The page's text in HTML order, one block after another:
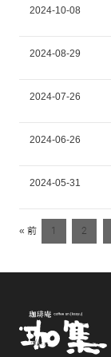
2024-10-08
2024-08-29
2024-07-26
2024-06-26
2024-05-31
« 前 1 2